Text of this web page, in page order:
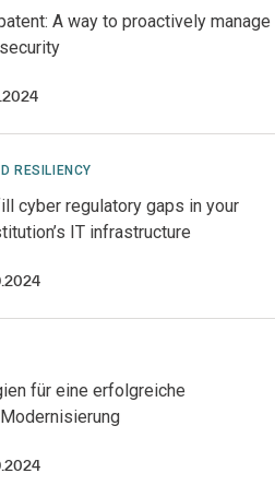
A way to proactively manage
RESILIENCY
cyber regulatory gaps in your
IT infrastructure
für eine erfolgreiche